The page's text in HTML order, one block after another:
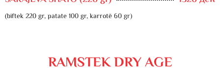
(biftek 220 gr, patate 100 gr, karrotë 60 gr)
RAMSTEK DRY AGE